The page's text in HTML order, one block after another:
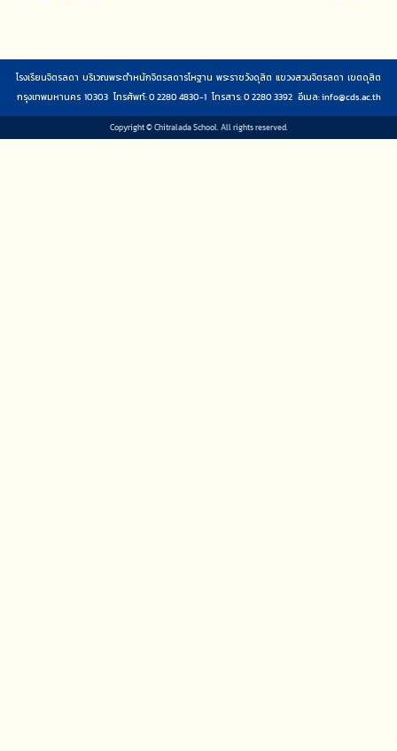
โรงเรียนจิตรลดา บริเวณพระตำหนักจิตรลดารโหฐาน พระราชวังดุสิต แขวงสวนจิตรลดา เขตดุสิต
กรุงเทพมหานคร 10303 โทรศัพท์: 0 2280 4830-1 โทรสาร: 0 2280 3392 อีเมล:info@cds.ac.th
Copyright © Chitralada School. All rights reserved.